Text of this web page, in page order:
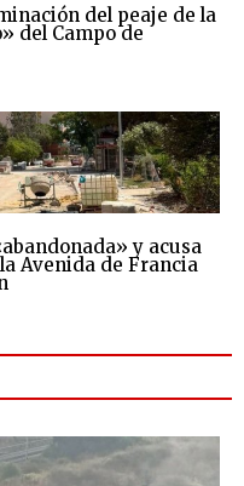
del peaje de la
del Campo de
y acusa
Avenida de Francia